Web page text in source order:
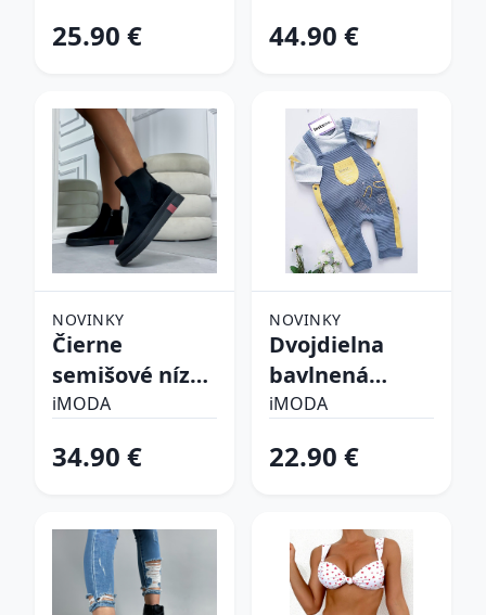
25.90 € 44.90 €
NOVINKY
Čierne
semišové nízke
čižmy
iMODA
34.90 €
NOVINKY
Dvojdielna
bavlnená
súprava
iMODA
22.90 €